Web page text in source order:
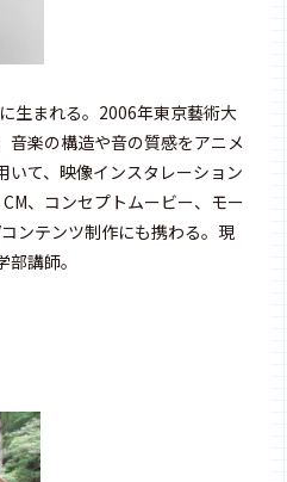
生まれる。2006年東京藝術大
音楽の構造や音の質感をアニメ
いて、映像インスタレーション
、コンセプトムービー、モー
ンテンツ制作にも携わる。現
講師。